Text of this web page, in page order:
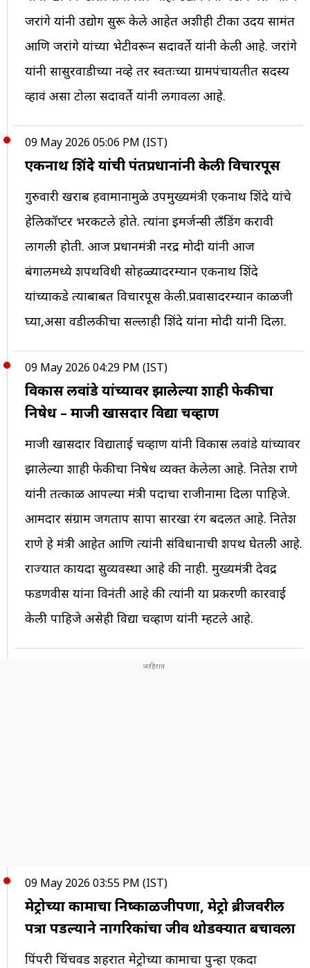
जरांगे यांनी उद्योग सुरू केले आहेत अशीही टीका उदय सामंत
आणि जरांगे यांच्या भेटीवरून सदावर्ते यांनी केली आहे. जरांगे
यांनी सासुरवाडीच्या नव्हे तर स्वतःच्या ग्रामपंचायतीत सदस्य
व्हावं असा टोला सदावर्ते यांनी लगावला आहे.
09 May 2026 05:06 PM (IST)
एकनाथ शिंदे यांची पंतप्रधानांनी केली विचारपूस
गुरुवारी खराब हवामानामुळे उपमुख्यमंत्री एकनाथ शिंदे यांचे
हेलिकॉप्टर भरकटले होते. त्यांना इमर्जन्सी लँडिंग करावी
लागली होती. आज प्रधानमंत्री नरेंद्र मोदी यांनी आज
बंगालमध्ये शपथविधी सोहळ्यादरम्यान एकनाथ शिंदे
यांच्याकडे त्याबाबत विचारपूस केली.प्रवासादरम्यान काळजी
घ्या,असा वडीलकीचा सल्लाही शिंदे यांना मोदी यांनी दिला.
09 May 2026 04:29 PM (IST)
विकास लवांडे यांच्यावर झालेल्या शाही फेकीचा
निषेध – माजी खासदार विद्या चव्हाण
माजी खासदार विद्याताई चव्हाण यांनी विकास लवांडे यांच्यावर
झालेल्या शाही फेकीचा निषेध व्यक्त केलेला आहे. नितेश राणे
यांनी तत्काळ आपल्या मंत्री पदाचा राजीनामा दिला पाहिजे.
आमदार संग्राम जगताप सापा सारखा रंग बदलत आहे. नितेश
राणे हे मंत्री आहेत आणि त्यांनी संविधानाची शपथ घेतली आहे.
राज्यात कायदा सुव्यवस्था आहे की नाही. मुख्यमंत्री देवेंद्र
फडणवीस यांना विनंती आहे की त्यांनी या प्रकरणी कारवाई
केली पाहिजे असेही विद्या चव्हाण यांनी म्हटले आहे.
09 May 2026 03:55 PM (IST)
मेट्रोच्या कामाचा निष्काळजीपणा, मेट्रो ब्रीजवरील
पत्रा पडल्याने नागरिकांचा जीव थोडक्यात बचावला
पिंपरी चिंचवड शहरात मेट्रोच्या कामाचा पुन्हा एकदा